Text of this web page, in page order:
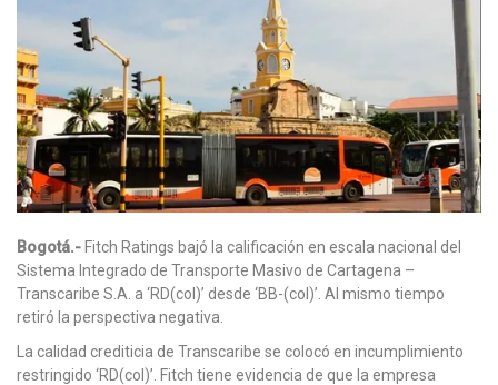
Bogotá.- Fitch Ratings bajó la calificación en escala nacional del
Sistema Integrado de Transporte Masivo de Cartagena –
Transcaribe S.A. a ‘RD(col)’ desde ‘BB-(col)’. Al mismo tiempo
retiró la perspectiva negativa.
La calidad crediticia de Transcaribe se colocó en incumplimiento
restringido ‘RD(col)’. Fitch tiene evidencia de que la empresa